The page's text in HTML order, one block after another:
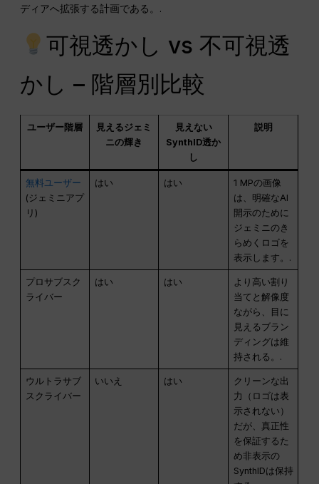
ディアへ拡張する計画である。.
可視透かし vs 不可視透
かし – 階層別比較
ユーザー階層
見えるジェミ
ニの輝き
見えない
SynthID透か
し
説明
無料ユーザー
(ジェミニアプ
リ)
はい はい
1 MPの画像
は、明確なAI
開示のために
ジェミニのき
らめくロゴを
表示します。.
プロサブスク
ライバー
はい はい
より高い割り
当てと解像度
ながら、目に
見えるブラン
ディングは維
持される。.
ウルトラサブ
スクライバー
いいえ はい
クリーンな出
力（ロゴは表
示されない）
だが、真正性
を保証するた
め非表示の
SynthIDは保持